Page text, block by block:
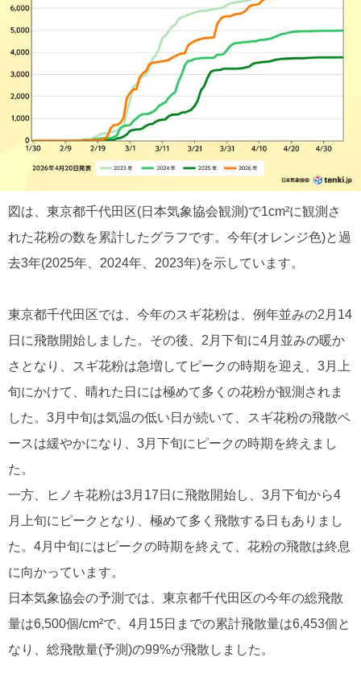
図は、東京都千代田区(日本気象協会観測)で1cm²に観測さ
れた花粉の数を累計したグラフです。今年(オレンジ色)と過
去3年(2025年、2024年、2023年)を示しています。
東京都千代田区では、今年のスギ花粉は、例年並みの2月14
日に飛散開始しました。その後、2月下旬に4月並みの暖か
さとなり、スギ花粉は急増してピークの時期を迎え、3月上
旬にかけて、晴れた日には極めて多くの花粉が観測されま
した。3月中旬は気温の低い日が続いて、スギ花粉の飛散ペ
ースは緩やかになり、3月下旬にピークの時期を終えまし
た。
一方、ヒノキ花粉は3月17日に飛散開始し、3月下旬から4
月上旬にピークとなり、極めて多く飛散する日もありまし
た。4月中旬にはピークの時期を終えて、花粉の飛散は終息
に向かっています。
日本気象協会の予測では、東京都千代田区の今年の総飛散
量は6,500個/cm²で、4月15日までの累計飛散量は6,453個と
なり、総飛散量(予測)の99%が飛散しました。